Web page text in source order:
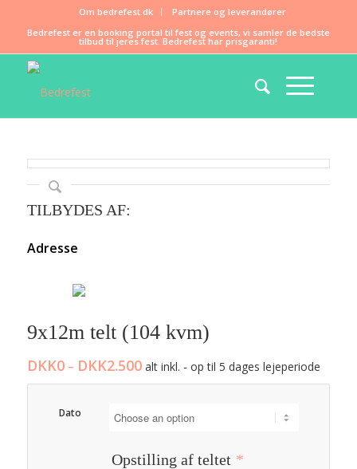
Om bedrefest.dk
Partnere og leverandører
Bedrefest er en booking portal til fest og events, vi samler de bedste
tilbud til jeres fest. Bedrefest har prisgaranti!
TILBYDES AF:
Adresse
9x12m telt (104 kvm)
DKK0– DKK2.500 alt inkl. - op til 5 dages lejeperiode
Dato
Opstilling af teltet *